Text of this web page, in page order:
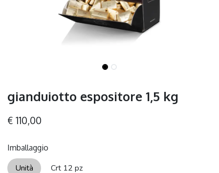
gianduiotto espositore 1,5 kg
€ 110,00
Imballaggio
Unità Crt 12 pz